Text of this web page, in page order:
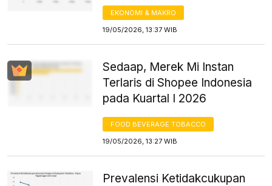
EKONOMI & MAKRO
19/05/2026, 13:37 WIB
Sedaap, Merek Mi Instan
Terlaris di Shopee Indonesia
pada Kuartal I 2026
FOOD BEVERAGE TOBACCO
19/05/2026, 13:27 WIB
Prevalensi Ketidakcukupan